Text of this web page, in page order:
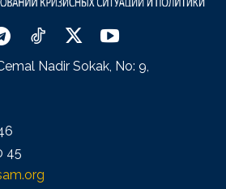
Nadir Sokak, No: 9,
45